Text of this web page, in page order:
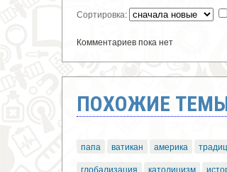
Сортировка:
Комментариев пока нет
ПОХОЖИЕ
папа ватикан америка
глобализация
католицизм